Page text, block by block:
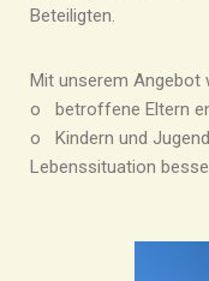
Beteiligten.
Mit unserem Angebot
o betroffene Eltern
o Kindern und
Lebenssituation